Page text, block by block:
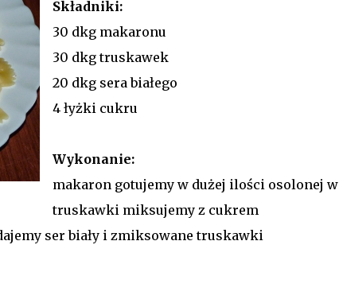
Składniki:
30 dkg makaronu
30 dkg truskawek
20 dkg sera białego
4 łyżki cukru
Wykonanie:
makaron gotujemy w dużej ilości osolonej
truskawki miksujemy z cukrem
ser biały i zmiksowane truskawki